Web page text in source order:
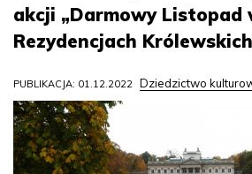
akcji „Darmowy Listopad
Rezydencjach
PUBLIKACJA: 01.12.2022 Dziedzictwo